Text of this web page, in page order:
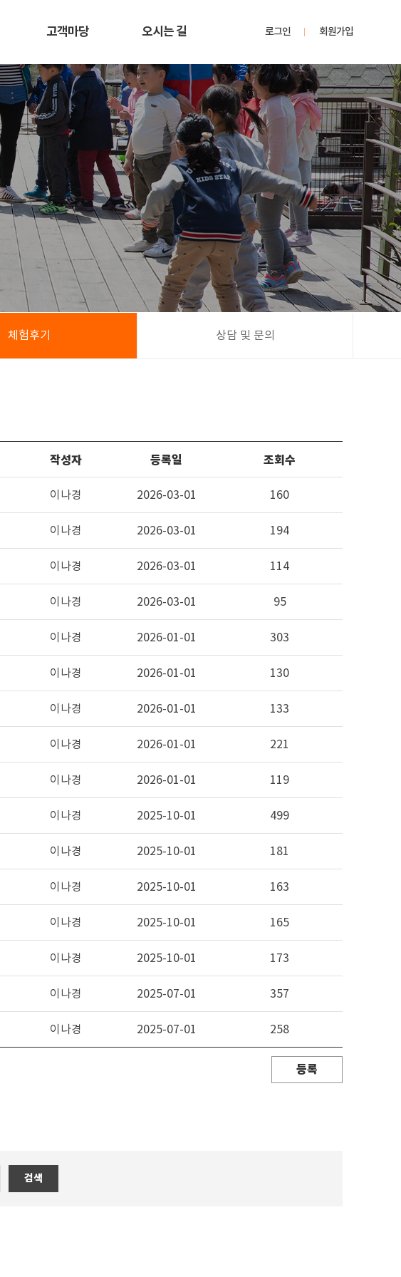
고객마당 오시는 길 로그인 회원가입
체험후기 상담 및 문의
작성자 등록일 조회수
이나경 2026-03-01 160
이나경 2026-03-01 194
이나경 2026-03-01 114
이나경 2026-03-01 95
이나경 2026-01-01 303
이나경 2026-01-01 130
이나경 2026-01-01 133
이나경 2026-01-01 221
이나경 2026-01-01 119
이나경 2025-10-01 499
이나경 2025-10-01 181
이나경 2025-10-01 163
이나경 2025-10-01 165
이나경 2025-10-01 173
이나경 2025-07-01 357
이나경 2025-07-01 258
등록
검색